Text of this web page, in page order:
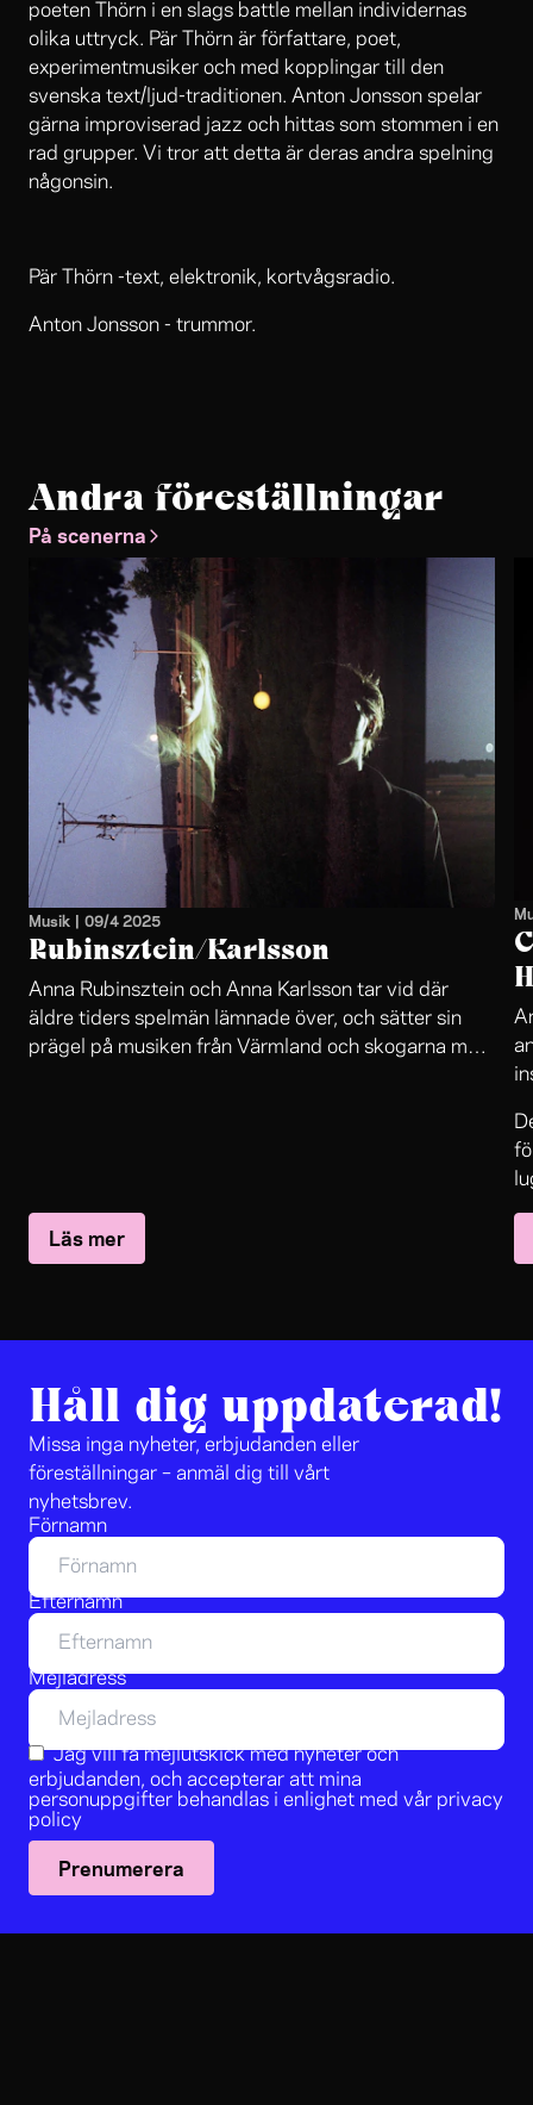
poeten Thörn i en slags battle mellan individernas
olika uttryck. Pär Thörn är författare, poet,
experimentmusiker och med kopplingar till den
svenska text/ljud-traditionen. Anton Jonsson spelar
gärna improviserad jazz och hittas som stommen i en
rad grupper. Vi tror att detta är deras andra spelning
någonsin.
Pär Thörn -text, elektronik, kortvågsradio.
Anton Jonsson - trummor.
Andra föreställningar
På scenerna
Musik | 09/4 2025
Rubinsztein/Karlsson
Anna Rubinsztein och Anna Karlsson tar vid där
äldre tiders spelmän lämnade över, och sätter sin
prägel på musiken från Värmland och skogarna mot
Läs mer
Håll dig uppdaterad!
Missa inga nyheter, erbjudanden eller
föreställningar – anmäl dig till vårt
nyhetsbrev.
Förnamn
Efternamn
Mejladress
Jag vill få mejlutskick med nyheter och
erbjudanden, och accepterar att mina
personuppgifter behandlas i enlighet med vår privacy
policy
Prenumerera